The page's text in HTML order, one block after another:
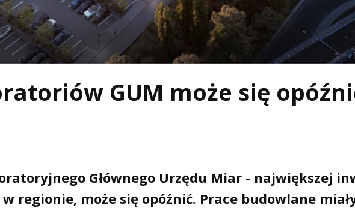
GUM może się
Głównego Urzędu Miar - największej
regionie, może się opóźnić. Prace budowlane